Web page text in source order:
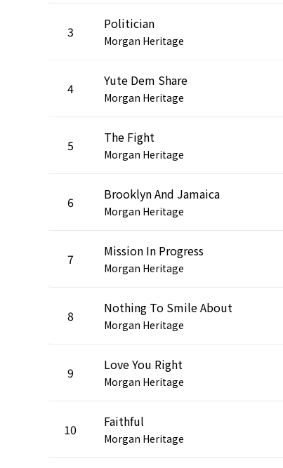
3 Politician
Morgan Heritage
4 Yute Dem Share
Morgan Heritage
5 The Fight
Morgan Heritage
6 Brooklyn And Jamaica
Morgan Heritage
7 Mission In Progress
Morgan Heritage
8 Nothing To Smile About
Morgan Heritage
9 Love You Right
Morgan Heritage
10 Faithful
Morgan Heritage